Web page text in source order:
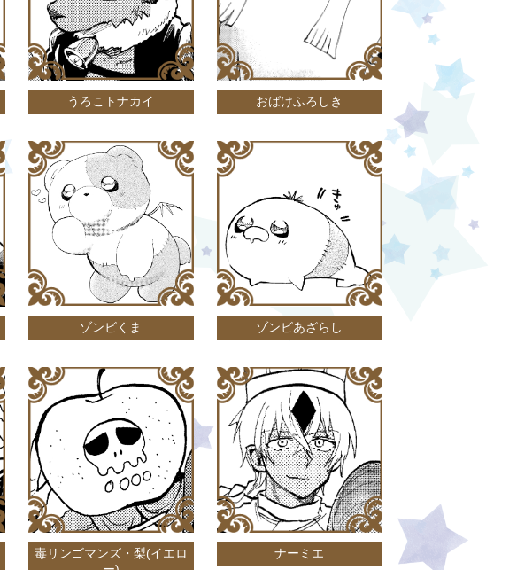
うろこトナカイ おばけふろしき
ゾンビくま ゾンビあざらし
毒リンゴマンズ・梨(イエロ
ナーミエ